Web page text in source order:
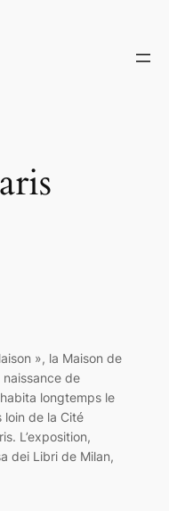
», la Maison de
naissance de
longtemps le
loin de la Cité
L’exposition,
dei Libri de Milan,